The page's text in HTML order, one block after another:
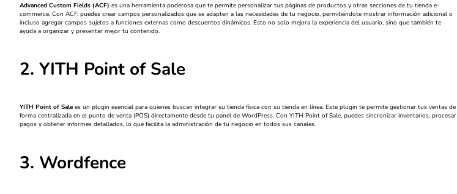
Advanced Custom Fields (ACF) es una herramienta poderosa que te permite personalizar tus páginas de productos y otras secciones de tu tienda e-
commerce. Con ACF, puedes crear campos personalizados que se adapten a las necesidades de tu negocio, permitiéndote mostrar información adicional o
incluso agregar campos sujetos a funciones externas como descuentos dinámicos. Esto no solo mejora la experiencia del usuario, sino que también te
ayuda a organizar y presentar mejor tu contenido.
2. YITH Point of Sale
YITH Point of Salees un plugin esencial para quienes buscan integrar su tienda física con su tienda en línea. Este plugin te permite gestionar tus ventas de
forma centralizada en el punto de venta (POS) directamente desde tu panel de WordPress. Con YITH Point of Sale, puedes sincronizar inventarios, procesar
pagos y obtener informes detallados, lo que facilita la administración de tu negocio en todos sus canales.
3. Wordfence